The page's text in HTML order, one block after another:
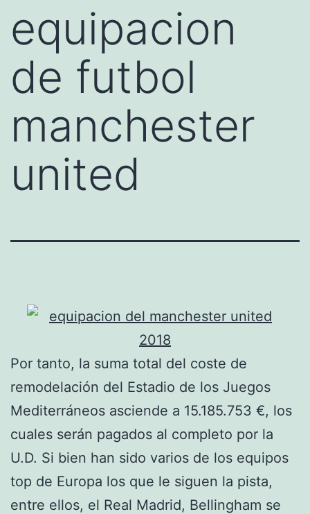
equipacion
de futbol
manchester
united
Por tanto, la suma total del coste de
remodelación del Estadio de los Juegos
Mediterráneos asciende a 15.185.753 €, los
cuales serán pagados al completo por la
U.D. Si bien han sido varios de los equipos
top de Europa los que le siguen la pista,
entre ellos, el Real Madrid, Bellingham se